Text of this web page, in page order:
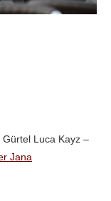
Luca Kayz –
Jana